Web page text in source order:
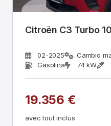
Citroën C3 Turbo
02-2025 Cambio
Gasolina
74 kW
19.356 €
avec tout inclus